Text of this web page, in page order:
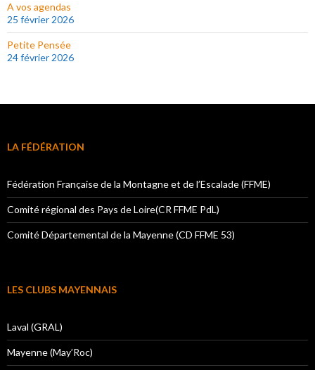
A vos agendas
25 février 2026
Petite Pensée
24 février 2026
LA FÉDÉRATION
Fédération Française de la Montagne et de l’Escalade (FFME)
Comité régional des Pays de Loire(CR FFME PdL)
Comité Départemental de la Mayenne (CD FFME 53)
LES CLUBS MAYENNAIS
Laval (GRAL)
Mayenne (May’Roc)